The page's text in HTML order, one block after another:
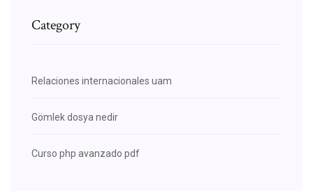
Category
Relaciones internacionales uam
Gömlek dosya nedir
Curso php avanzado pdf